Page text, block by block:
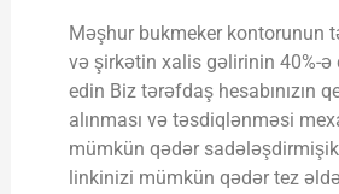
Məşhur bukmeker kontorunun
və şirkətin xalis gəlirinin 40%-ə
edin Biz tərəfdaş hesabınızın
alınması və təsdiqlənməsi
mümkün qədər
linkinizi mümkün qədər tez